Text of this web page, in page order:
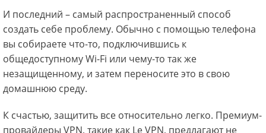
И последний – самый распространенный способ
создать себе проблему. Обычно с помощью телефона
вы собираете что-то, подключившись к
общедоступному Wi-Fi или чему-то так же
незащищенному, и затем переносите это в свою
домашнюю среду.
К счастью, защитить все относительно легко. Премиум-
провайдеры VPN, такие как Le VPN, предлагают не